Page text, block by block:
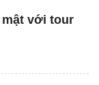
với tour